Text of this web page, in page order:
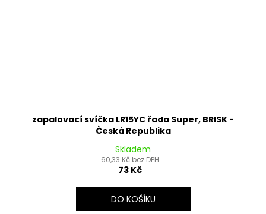
zapalovací svíčka LR15YC řada Super, BRISK -
Česká Republika
Skladem
60,33 Kč bez DPH
73 Kč
DO KOŠÍKU